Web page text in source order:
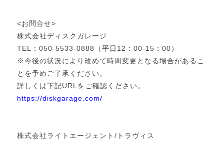
<お問合せ>
株式会社ディスクガレージ
TEL：050-5533-0888（平日12：00-15：00）
※今後の状況により改めて時間変更となる場合があるこ
とを予めご了承ください。
詳しくは下記URLをご確認ください。
https://diskgarage.com/
株式会社ライトエージェント/トラヴィス